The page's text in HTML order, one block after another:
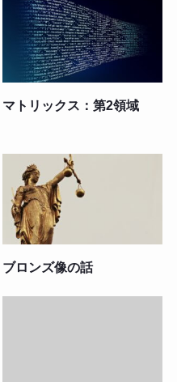
マトリックス：第2領域
ブロンズ像の話